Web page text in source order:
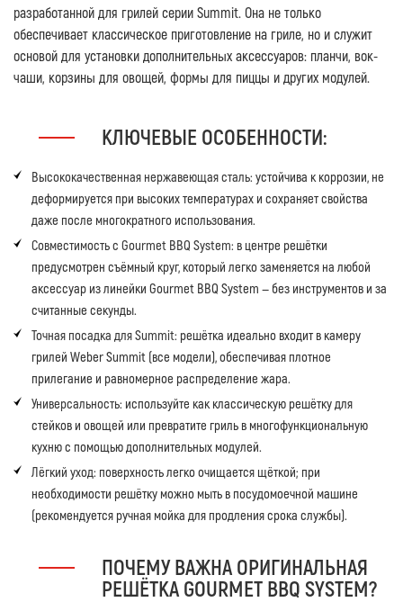
разработанной для грилей серии Summit. Она не только
обеспечивает классическое приготовление на гриле, но и служит
основой для установки дополнительных аксессуаров: планчи, вок-
чаши, корзины для овощей, формы для пиццы и других модулей.
КЛЮЧЕВЫЕ ОСОБЕННОСТИ:
Высококачественная нержавеющая сталь: устойчива к коррозии, не
деформируется при высоких температурах и сохраняет свойства
даже после многократного использования.
Совместимость с Gourmet BBQ System: в центре решётки
предусмотрен съёмный круг, который легко заменяется на любой
аксессуар из линейки Gourmet BBQ System — без инструментов и за
считанные секунды.
Точная посадка для Summit: решётка идеально входит в камеру
грилей Weber Summit (все модели), обеспечивая плотное
прилегание и равномерное распределение жара.
Универсальность: используйте как классическую решётку для
стейков и овощей или превратите гриль в многофункциональную
кухню с помощью дополнительных модулей.
Лёгкий уход: поверхность легко очищается щёткой; при
необходимости решётку можно мыть в посудомоечной машине
(рекомендуется ручная мойка для продления срока службы).
ПОЧЕМУ ВАЖНА ОРИГИНАЛЬНАЯ
РЕШЁТКА GOURMET BBQ SYSTEM?